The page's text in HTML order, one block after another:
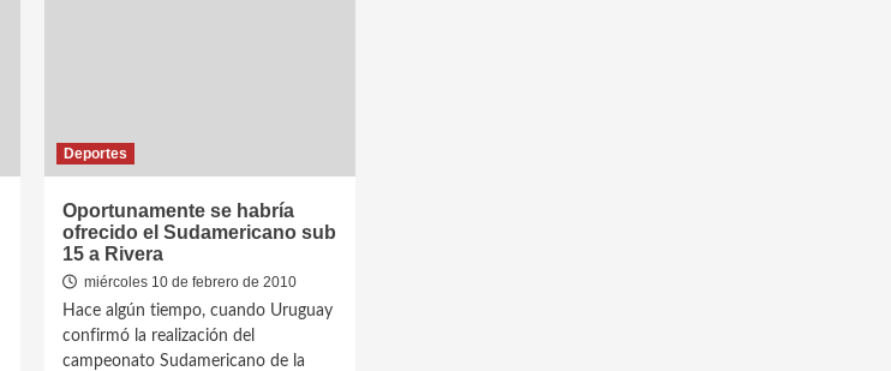
Deportes
Oportunamente se habría
ofrecido el Sudamericano sub
15 a Rivera
miércoles 10 de febrero de 2010
Hace algún tiempo, cuando Uruguay
confirmó la realización del
campeonato Sudamericano de la